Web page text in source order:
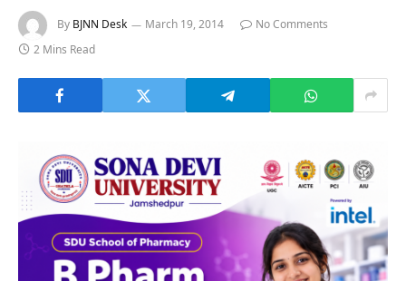
By BJNN Desk March 19, 2014
No Comments
2 Mins Read